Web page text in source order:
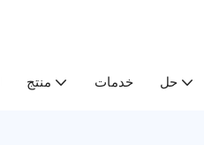
منتج خدمات حل